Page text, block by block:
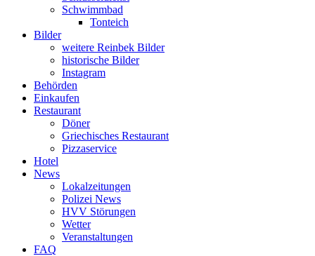
Schwimmbad
Tonteich
Bilder
weitere Reinbek Bilder
historische Bilder
Instagram
Behörden
Einkaufen
Restaurant
Döner
Griechisches Restaurant
Pizzaservice
Hotel
News
Lokalzeitungen
Polizei News
HVV Störungen
Wetter
Veranstaltungen
FAQ